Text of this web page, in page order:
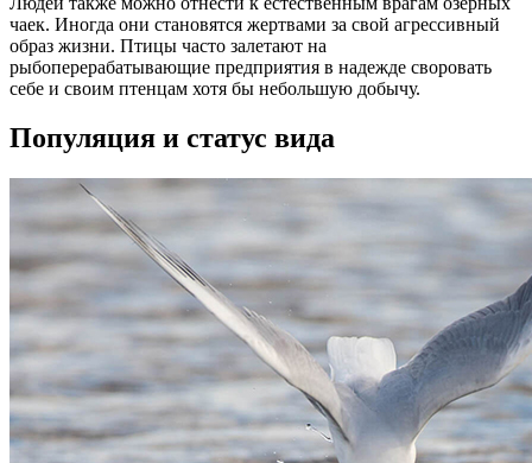
чаек. Иногда они становятся жертвами за свой агрессивный
образ жизни. Птицы часто залетают на
рыбоперерабатывающие предприятия в надежде своровать
себе и своим птенцам хотя бы небольшую добычу.
Популяция и статус вида